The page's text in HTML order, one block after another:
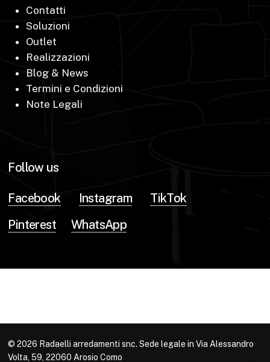
Contatti
Soluzioni
Outlet
Realizzazioni
Blog & News
Termini e Condizioni
Note Legali
Follow us
Facebook Instagram
TikTok
Pinterest
WhatsApp
© 2026 Radaelli arredamenti snc. Sede legale in Via Alessandro
Volta, 59, 22060 Arosio Como